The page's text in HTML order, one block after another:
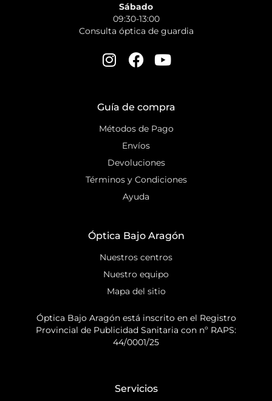
Sábado
09:30-13:00
Consulta óptica de guardia
Guía de compra
Métodos de Pago
Envíos
Devoluciones
Términos y Condiciones
Ayuda
Óptica Bajo Aragón
Nuestros centros
Nuestro equipo
Mapa del sitio
Óptica Bajo Aragón está inscrito en el Registro
Provincial de Publicidad Sanitaria con nº RAPS:
44/0001/25
Servicios